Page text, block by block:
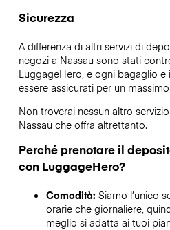
Sicurezza
A differenza di altri servizi di
negozi a Nassau sono stati
LuggageHero, e ogni bagaglio
essere assicurati per un
Non troverai nessun altro
Nassau che offra altrettanto.
Perché prenotare il
con LuggageHero?
Comodità: Siamo l’unico
orarie che giornaliere,
meglio si adatta ai tuoi